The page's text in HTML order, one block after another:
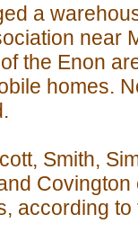
a
near
the Enon
homes.
Smith,
according